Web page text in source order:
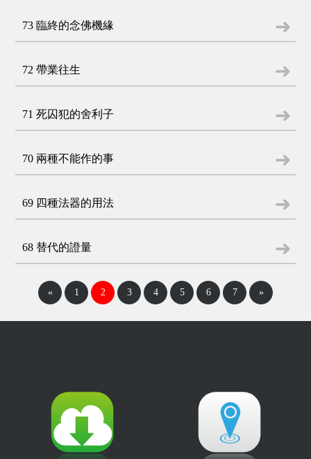
73 臨終的念佛機緣
72 帶業往生
71 死囚犯的舍利子
70 兩種不能作的事
69 四種法器的用法
68 替代的證量
« 1 2 3 4 5 6 7 »